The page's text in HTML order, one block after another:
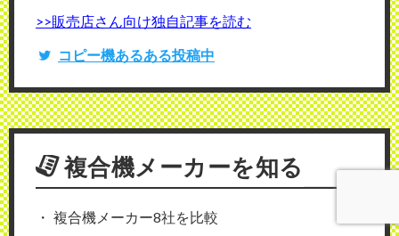
>>販売店さん向け独自記事を読む
コピー機あるある投稿中
複合機メーカーを知る
複合機メーカー8社を比較